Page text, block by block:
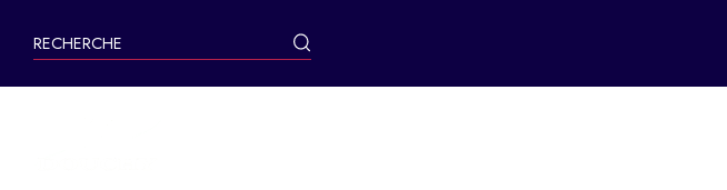
principal